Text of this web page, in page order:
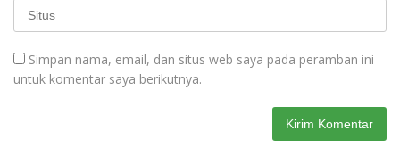
Simpan nama, email, dan situs web saya pada peramban ini
untuk komentar saya berikutnya.